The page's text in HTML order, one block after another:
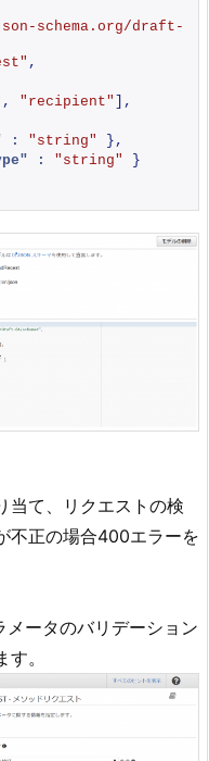
schema.org/draft-
,
, "recipient"
,
: "string" } ,
: "string"
}
当て、リクエストの検
不正の場合400エラーを
ータのバリデーション
。